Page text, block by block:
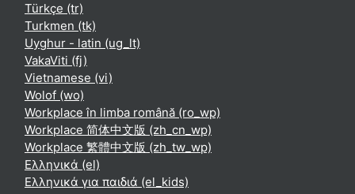
Türkçe ‎(tr)‎
Turkmen ‎(tk)‎
Uyghur - latin ‎(ug_lt)‎
VakaViti ‎(fj)‎
Vietnamese ‎(vi)‎
Wolof ‎(wo)‎
Workplace în limba română ‎(ro_wp)‎
Workplace 简体中文版 ‎(zh_cn_wp)‎
Workplace 繁體中文版 ‎(zh_tw_wp)‎
Ελληνικά ‎(el)‎
Ελληνικά για παιδιά ‎(el_kids)‎